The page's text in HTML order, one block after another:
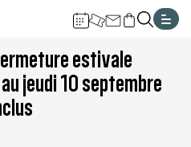
à
la
recherche
Aller
au
pied
plan
estivale
jeudi 10 septembre